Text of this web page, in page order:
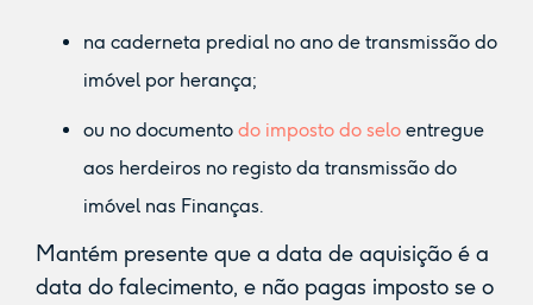
na caderneta predial no ano de transmissão do
imóvel por herança;
ou no documento do imposto do seloentregue
aos herdeiros no registo da transmissão do
imóvel nas Finanças.
Mantém presente que a data de aquisição é a
data do falecimento, e não pagas imposto se o